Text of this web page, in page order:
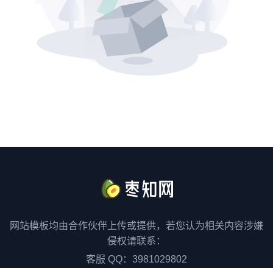
网站模板均由合作伙伴上传或提供，若您认为相关内容涉嫌
侵权请联系：
客服 QQ：3981029802